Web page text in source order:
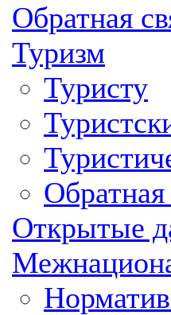
Обратная
Туризм
Туристу
Обратная
Открытые